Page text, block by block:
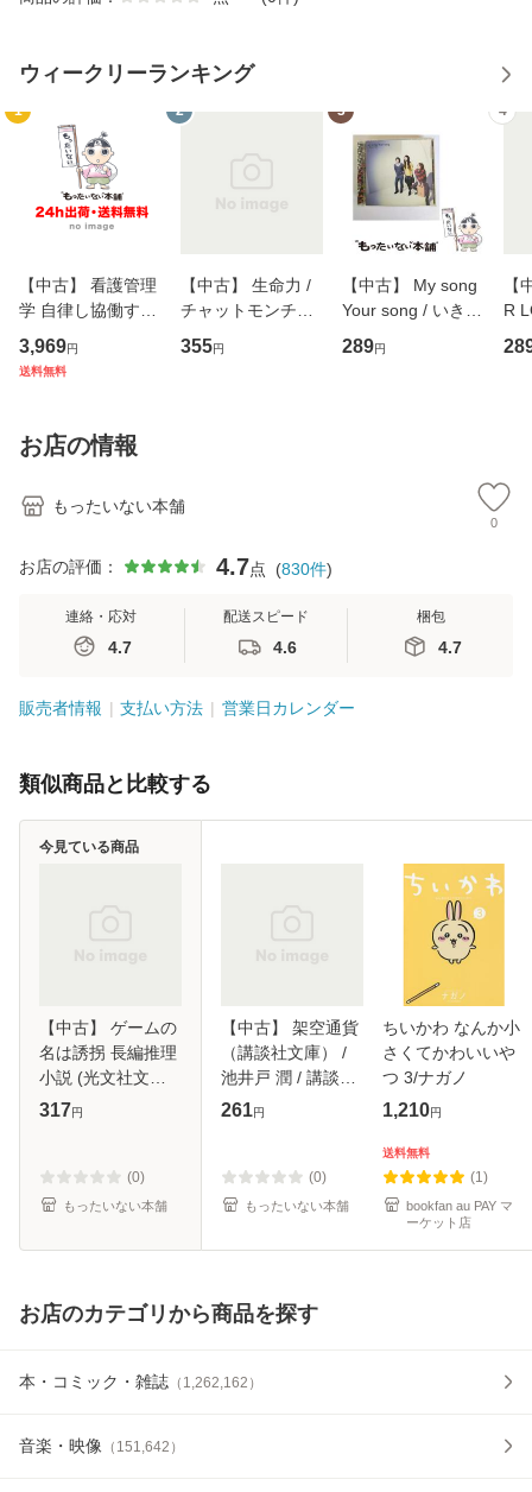
ウィークリーランキング
1
【中古】 看護管理
学 自律し協働する
専門職の看護マネ
ジメントスキル 改
恵 藤本幸三 / 南江
堂 [単行
3,969円
送料無料
2
【中古】 生命力 /
チャットモンチー /
キューンレコード
[CD]【メール便送
355円
3
【中古】 My song
Your song / いきも
のがかり / [CD]
【メール便送料無
289円
4
【
R
産
お店の情報
もったいない本舗
0
お店の評価： 4.7点 (830件)
連絡・応対
4.7
配送スピード
4.6
梱包
4.7
販売者情報 支払い方法 営業日カレンダー
類似商品と比較する
【中古】 ゲームの
名は誘拐 長編推理
小説 (光文社文庫) /
東野圭吾 / 光文社
317円
(0)
もったいない本舗
今見ている商品
【中古】 架空通貨
（講談社文庫） /
池井戸 潤 / 講談社
[文庫]【メール便送
261円
(0)
もったいない本舗
ちいかわ なんか小
さくてかわいいや
つ 3/ナガノ
1,210円
送料無料
(1)
bookfan au PAY マ
ーケット店
お店のカテゴリから商品を探す
本・コミック・雑誌 （ 1,262,162 ）
音楽・映像 （ 151,642 ）